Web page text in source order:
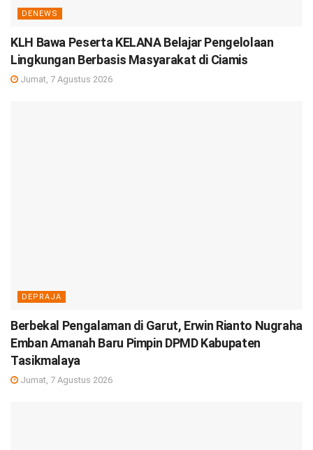
DENEWS
KLH Bawa Peserta KELANA Belajar Pengelolaan
Lingkungan Berbasis Masyarakat di Ciamis
Jumat, 7 Agustus 2026
DEPRAJA
Berbekal Pengalaman di Garut, Erwin Rianto Nugraha
Emban Amanah Baru Pimpin DPMD Kabupaten
Tasikmalaya
Jumat, 7 Agustus 2026